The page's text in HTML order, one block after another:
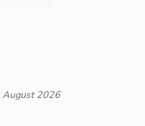
August 2026